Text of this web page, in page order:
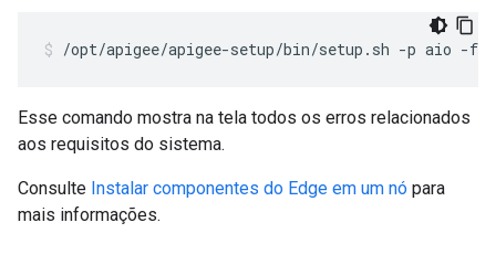
/opt/apigee/apigee-setup/bin/setup.sh -p aio -f
Esse comando mostra na tela todos os erros relacionados
aos requisitos do sistema.
Consulte Instalar componentes do Edge em um nó para
mais informações.